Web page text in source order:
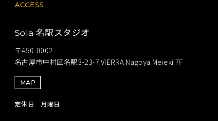
ACCESS
Sola 名駅スタジオ
〒450-0002
名古屋市中村区名駅3-23-7 VIERRA Nagoya Meieki 7F
MAP
定休日 月曜日